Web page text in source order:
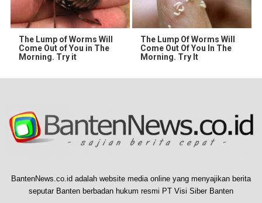
The Lump of Worms Will
Come Out of You in The
Morning. Try it
The Lump Of Worms Will
Come Out Of You In The
Morning. Try It
BantenNews.co.id adalah website media online yang menyajikan berita
seputar Banten berbadan hukum resmi PT Visi Siber Banten